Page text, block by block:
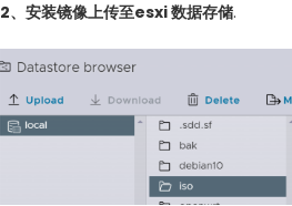
2、安装镜像上传至esxi 数据存储.